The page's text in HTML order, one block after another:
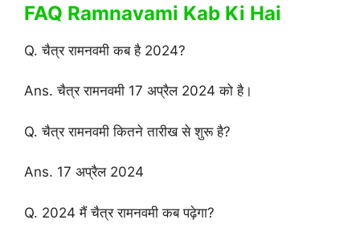
FAQ Ramnavami Kab Ki Hai
Q. चैत्र रामनवमी कब है 2024?
Ans. चैत्र रामनवमी 17 अप्रैल 2024 को है।
Q. चैत्र रामनवमी कितने तारीख से शुरू है?
Ans. 17 अप्रैल 2024
Q. 2024 मैं चैत्र रामनवमी कब पढ़ेगा?